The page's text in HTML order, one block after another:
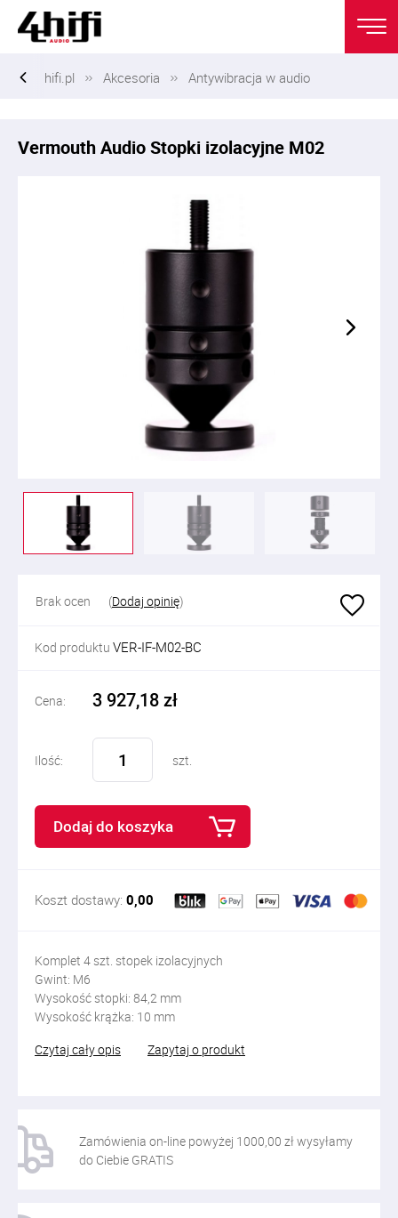
hifi.pl Akcesoria Antywibracja w audio
Vermouth Audio Stopki izolacyjne M02
Brak ocen (Dodaj opinię)
Kod produktu VER-IF-M02-BC
Cena: 3 927,18 zł
Ilość: szt.
Dodaj do koszyka
Koszt dostawy: 0,00
Komplet 4 szt. stopek izolacyjnych
Gwint: M6
Wysokość stopki: 84,2 mm
Wysokość krążka: 10 mm
Czytaj cały opis
Zapytaj o produkt
Zamówienia on-line powyżej 1000,00 zł wysyłamy
do Ciebie GRATIS